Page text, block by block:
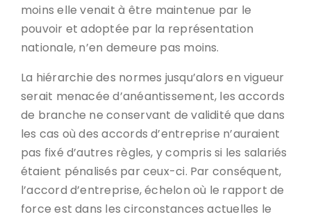
moins elle venait à être maintenue par le
pouvoir et adoptée par la représentation
nationale, n’en demeure pas moins.
La hiérarchie des normes jusqu’alors en vigueur
serait menacée d’anéantissement, les accords
de branche ne conservant de validité que dans
les cas où des accords d’entreprise n’auraient
pas fixé d’autres règles, y compris si les salariés
étaient pénalisés par ceux-ci. Par conséquent,
l’accord d’entreprise, échelon où le rapport de
force est dans les circonstances actuelles le